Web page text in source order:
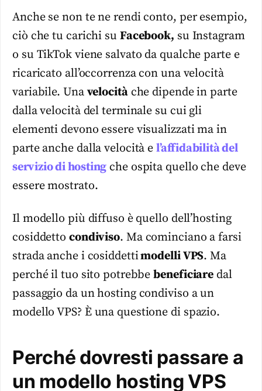
Anche se non te ne rendi conto, per esempio,
ciò che tu carichi su Facebook, su Instagram
o su TikTok viene salvato da qualche parte e
ricaricato all’occorrenza con una velocità
variabile. Una velocitàche dipende in parte
dalla velocità del terminale su cui gli
elementi devono essere visualizzati ma in
parte anche dalla velocità el’affidabilità del
servizio di hosting che ospita quello che deve
essere mostrato.
Il modello più diffuso è quello dell’hosting
cosiddetto condiviso. Ma cominciano a farsi
strada anche i cosiddettimodelli VPS. Ma
perché il tuo sito potrebbebeneficiare dal
passaggio da un hosting condiviso a un
modello VPS? È una questione di spazio.
Perché dovresti passare a
un modello hosting VPS